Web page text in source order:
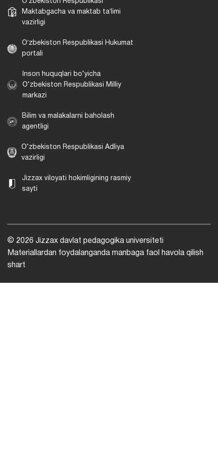
Maktabgacha va maktab taʼlimi
vazirligi
Oʻzbekiston Respublikasi Hukumat
portali
Inson huquqlari bo‘yicha
O‘zbekiston Respublikasi Milliy
markazi
Bilim va malakalarni baholash
agentligi
O‘zbekiston Respublikasi Adliya
vazirligi
Jizzax viloyati hokimligining rasmiy
sayti
© 2026 Jizzax davlat pedagogika universiteti
Materiallardan foydalanganda manbaga faol havola qilish
shart